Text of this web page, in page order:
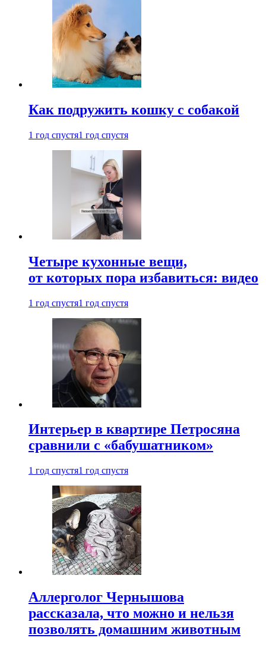
Как подружить кошку с собакой
1 год спустя1 год спустя
Четыре кухонные вещи,
от которых пора избавиться: видео
1 год спустя1 год спустя
Интерьер в квартире Петросяна
сравнили с «бабушатником»
1 год спустя1 год спустя
Аллерголог Чернышова
рассказала, что можно и нельзя
позволять домашним животным